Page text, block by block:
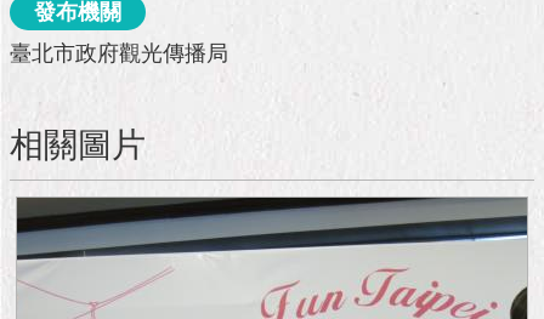
開
放
隱
私
權
及
資
訊
發布機關
臺北市政府觀光傳播局
相關圖片